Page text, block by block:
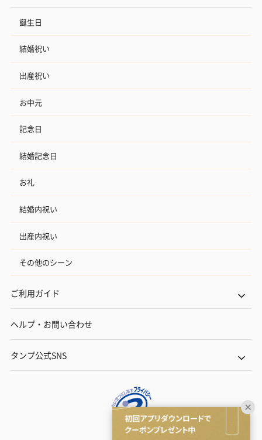
誕生日
結婚祝い
出産祝い
お中元
記念日
結婚記念日
お礼
結婚内祝い
出産内祝い
その他のシーン
ご利用ガイド
ヘルプ・お問い合わせ
タンプ公式SNS